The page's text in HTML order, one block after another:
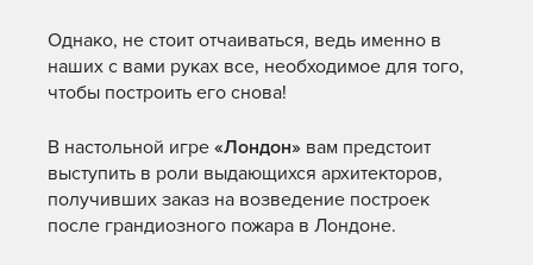
Однако, не стоит отчаиваться, ведь именно в
наших с вами руках все, необходимое для того,
чтобы построить его снова!
В настольной игре «Лондон» вам предстоит
выступить в роли выдающихся архитекторов,
получивших заказ на возведение построек
после грандиозного пожара в Лондоне.